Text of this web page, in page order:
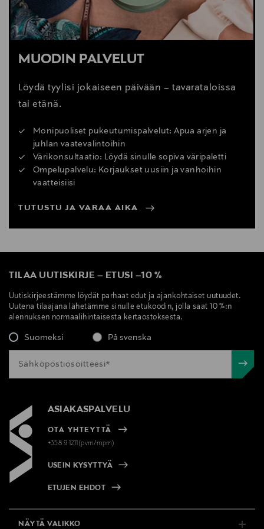
MUODIN PALVELUT
Löydä tyylisi jokaiseen päivään – tavarataloissa
tai etänä.
Monipuoliset pukeutumispalvelut: Apua arjen ja
juhlan vaatevalintoihin
Värikonsultaatio: Löydä sinulle sopiva väripaletti
Ompelupalvelu: Korjaukset uusiin ja vanhoihin
vaatteisiisi
TUTUSTU JA VARAA AIKA
TILAA UUTISKIRJE – ETUSI –10 %
Uutiskirjeestämme löydät parhaat edut ja ajankohtaiset uutuudet.
Uutena tilaajana lähetämme sinulle etukoodin, jolla saat 10 %:n
alennuksen normaalihintaisesta kertaostoksesta.
Suomeksi På svenska
ASIAKASPALVELU
OTA YHTEYTTÄ
+358 9 1211(pvm/mpm)
USEIN KYSYTTYÄ
ETUJEN EHDOT
NÄYTÄ VALIKKO